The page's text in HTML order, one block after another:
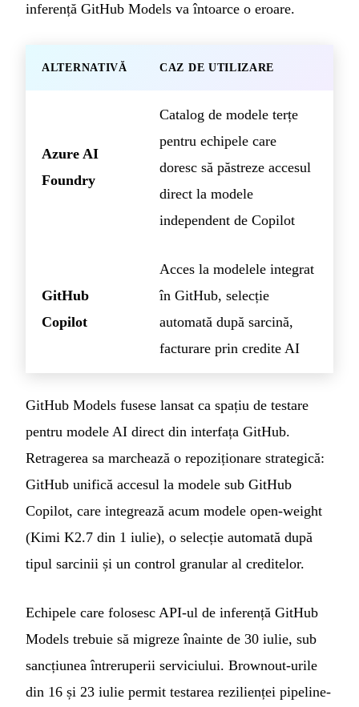
inferență GitHub Models va întoarce o eroare.
ALTERNATIVĂ CAZ DE UTILIZARE
Azure AI
Foundry
Catalog de modele terțe
pentru echipele care
doresc să păstreze accesul
direct la modele
independent de Copilot
GitHub
Copilot
Acces la modelele integrat
în GitHub, selecție
automată după sarcină,
facturare prin credite AI
GitHub Models fusese lansat ca spațiu de testare
pentru modele AI direct din interfața GitHub.
Retragerea sa marchează o repoziționare strategică:
GitHub unifică accesul la modele sub GitHub
Copilot, care integrează acum modele open-weight
(Kimi K2.7 din 1 iulie), o selecție automată după
tipul sarcinii și un control granular al creditelor.
Echipele care folosesc API-ul de inferență GitHub
Models trebuie să migreze înainte de 30 iulie, sub
sancțiunea întreruperii serviciului. Brownout-urile
din 16 și 23 iulie permit testarea rezilienței pipeline-